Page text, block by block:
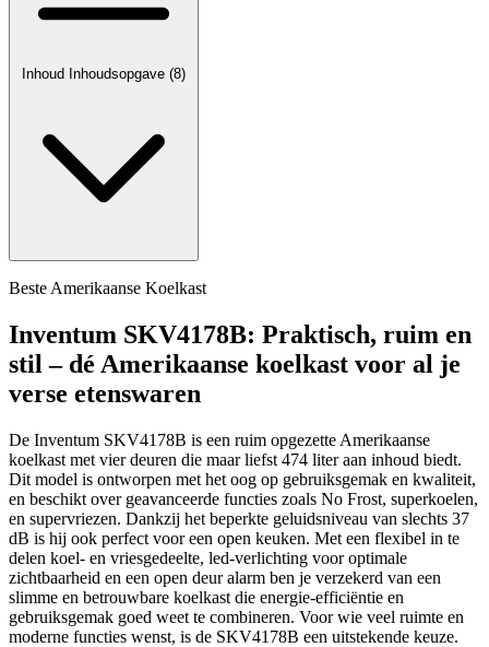
Inhoud Inhoudsopgave (8)
Beste Amerikaanse Koelkast
Inventum SKV4178B: Praktisch, ruim en
stil – dé Amerikaanse koelkast voor al je
verse etenswaren
De Inventum SKV4178B is een ruim opgezette Amerikaanse
koelkast met vier deuren die maar liefst 474 liter aan inhoud biedt.
Dit model is ontworpen met het oog op gebruiksgemak en kwaliteit,
en beschikt over geavanceerde functies zoals No Frost, superkoelen,
en supervriezen. Dankzij het beperkte geluidsniveau van slechts 37
dB is hij ook perfect voor een open keuken. Met een flexibel in te
delen koel- en vriesgedeelte, led-verlichting voor optimale
zichtbaarheid en een open deur alarm ben je verzekerd van een
slimme en betrouwbare koelkast die energie-efficiëntie en
gebruiksgemak goed weet te combineren. Voor wie veel ruimte en
moderne functies wenst, is de SKV4178B een uitstekende keuze.